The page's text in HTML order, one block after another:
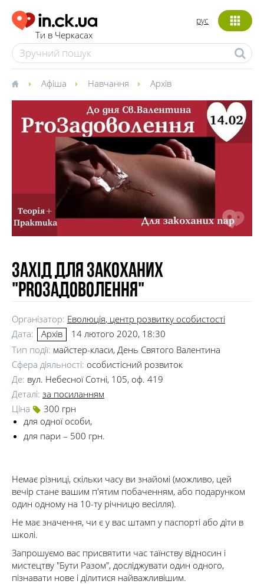
Ти в Черкасах
рус
Афіша Навчання Архів
Захід для закоханих
"Proзадоволення"
Організатор: Еволюція, центр розвитку особистості
Дата:
Архів
14 лютого 2020, 18:30
Тип події: майстер-класи, День Святого Валентина
Сфера діяльності: особистісний розвиток
Де: вул. Небесної Сотні, 105, оф. 419
Деталі: за посиланням
Ціна
300 грн
для одної особи,
для пари – 500 грн.
Немає різниці, скільки часу ви знайомі (можливо, цей
вечір стане вашим п'ятим побаченням, або подарунком
один одному на 10-ту річницю весілля).
Не має значення, чи є у вас штамп у паспорті або діти в
школі.
Запрошуємо вас присвятити час таїнству відносин і
мистецтву "Бути Разом", досліджувати один одного,
пізнавати нове і ділитися найважливішим.